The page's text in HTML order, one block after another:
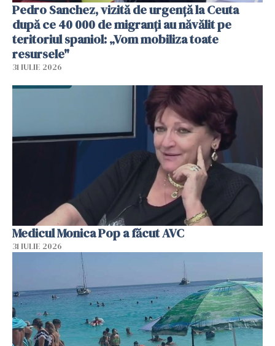
Pedro Sanchez, vizită de urgență la Ceuta
după ce 40 000 de migranți au năvălit pe
teritoriul spaniol: „Vom mobiliza toate
resursele"
31 IULIE 2026
Medicul Monica Pop a făcut AVC
31 IULIE 2026